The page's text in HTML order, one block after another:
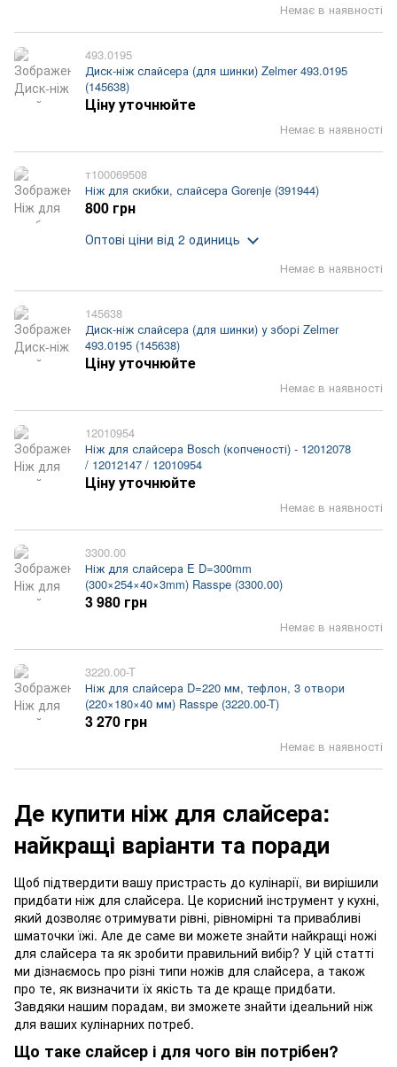
Немає в наявності
493.0195
Диск-ніж слайсера (для шинки) Zelmer 493.0195
(145638)
Немає в наявності
Ціну уточнюйте
т100069508
Ніж для скибки, слайсера Gorenje (391944)
Немає в наявності
800 грн
Оптові ціни від 2 одиниць
145638
Диск-ніж слайсера (для шинки) у зборі Zelmer
493.0195 (145638)
Немає в наявності
Ціну уточнюйте
12010954
Ніж для слайсера Bosch (копченості) - 12012078
/ 12012147 / 12010954
Немає в наявності
Ціну уточнюйте
3300.00
Ніж для слайсера E D=300mm
(300×254×40×3mm) Rasspe (3300.00)
Немає в наявності
3 980 грн
3220.00-T
Ніж для слайсера D=220 мм, тефлон, 3 отвори
(220×180×40 мм) Rasspe (3220.00-T)
Немає в наявності
3 270 грн
Де купити ніж для слайсера:
найкращі варіанти та поради
Щоб підтвердити вашу пристрасть до кулінарії, ви вирішили
придбати ніж для слайсера. Це корисний інструмент у кухні,
який дозволяє отримувати рівні, рівномірні та привабливі
шматочки їжі. Але де саме ви можете знайти найкращі ножі
для слайсера та як зробити правильний вибір? У цій статті
ми дізнаємось про різні типи ножів для слайсера, а також
про те, як визначити їх якість та де краще придбати.
Завдяки нашим порадам, ви зможете знайти ідеальний ніж
для ваших кулінарних потреб.
Що таке слайсер і для чого він потрібен?